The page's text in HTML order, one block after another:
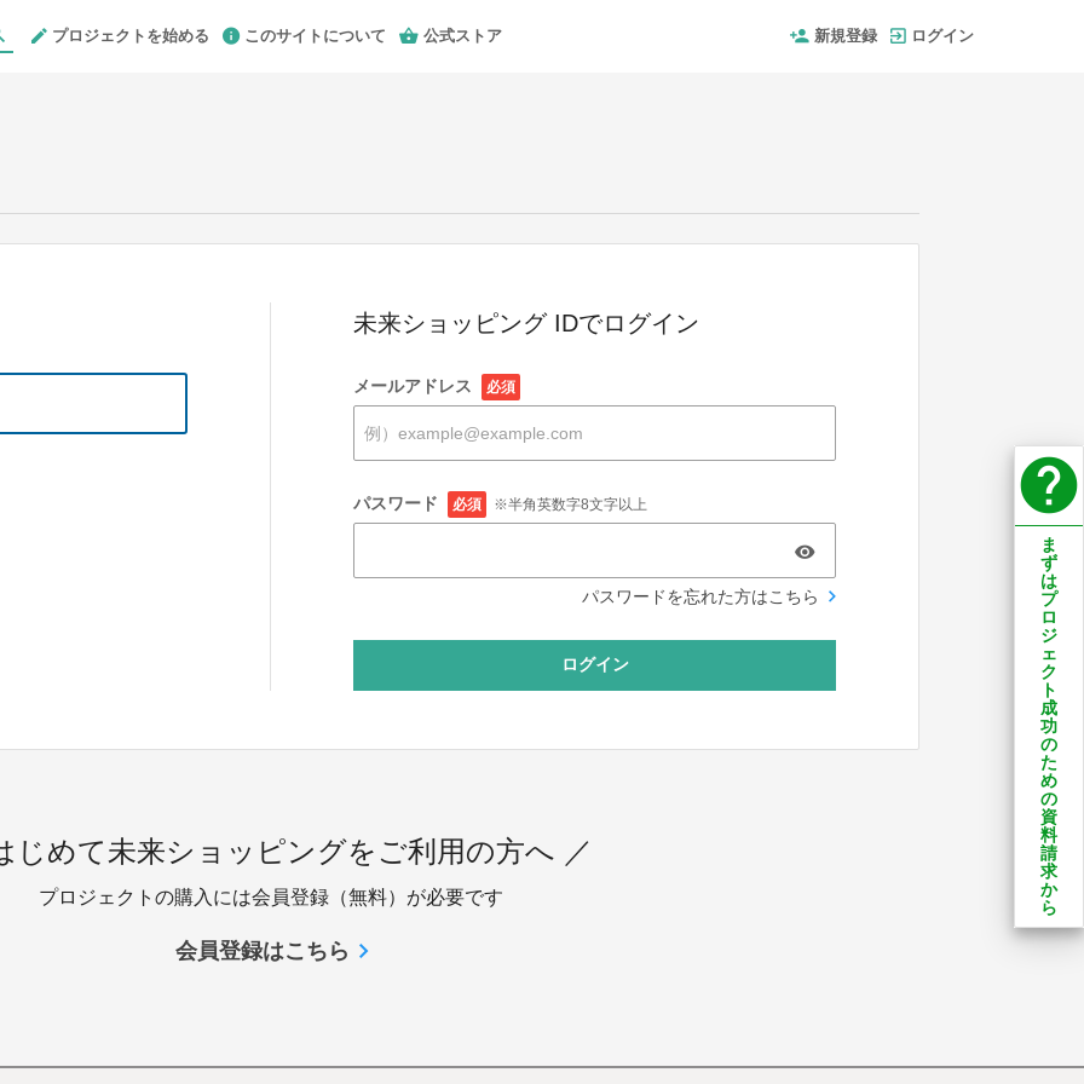
プロジェクトを始める このサイトについて 公式ストア 新規登録 ログイン
未来ショッピング IDでログイン
メールアドレス 必須
パスワード 必須 ※半角英数字8文字以上
パスワードを忘れた方はこちら
ログイン
じめて未来ショッピングをご利用の方へ ／
プロジェクトの購入には会員登録（無料）が必要です
会員登録はこちら
help
ま
ず
は
プ
ロ
ジ
ェ
ク
ト
成
功
の
た
め
の
資
料
請
求
か
ら